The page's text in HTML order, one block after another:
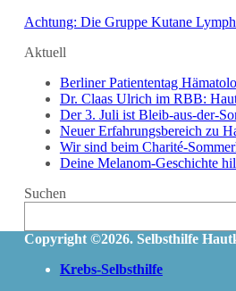
Achtung: Die Gruppe Kutane
Aktuell
Berliner Patiententag
Dr. Claas Ulrich im RBB:
Der 3. Juli ist Bleib-aus-der-
Neuer Erfahrungsbereich zu
Wir sind beim Charité-
Deine Melanom-Geschichte
Suchen
Copyright ©2026. Selbsthilfe
Krebs-Selbsthilfe